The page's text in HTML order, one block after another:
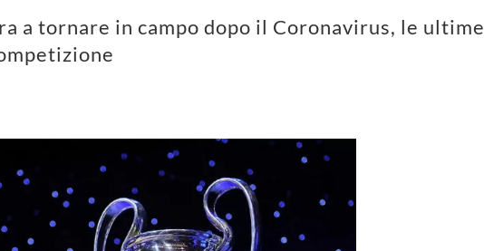
a tornare in campo dopo il Coronavirus, le ultime